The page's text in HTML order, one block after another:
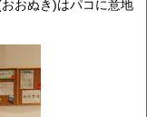
おぬき)はパコに意地